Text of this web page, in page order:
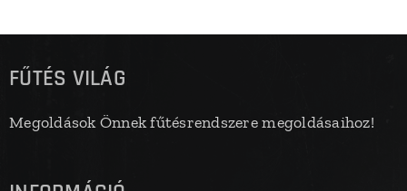
FŰTÉS VILÁG
Megoldások Önnek fűtésrendszere megoldásaihoz!